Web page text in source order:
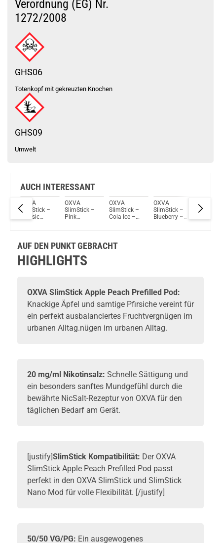
Du willst Kröten sparen?
Schau mal hier!
Verordnung (EG) Nr.
1272/2008
GHS06
Totenkopf mit gekreuzten Knochen
GHS09
Umwelt
AUCH INTERESSANT
OXVA
SlimStick –
Classic
OXVA
SlimStick –
Pink
OXVA
SlimStick –
Cola Ice –
OXVA
SlimStick –
Blueberry –
OXVA
AUF DEN PUNKT GEBRACHT
HIGHLIGHTS
OXVA SlimStick Apple Peach Prefilled Pod:
Knackige Äpfel und samtige Pfirsiche vereint für
ein perfekt ausbalanciertes Fruchtvergnügen im
urbanen Alltag.nügen im urbanen Alltag.
20 mg/ml Nikotinsalz: Schnelle Sättigung und
ein besonders sanftes Mundgefühl durch die
bewährte NicSalt-Rezeptur von OXVA für den
täglichen Bedarf am Gerät.
[justify]SlimStick Kompatibilität: Der OXVA
SlimStick Apple Peach Prefilled Pod passt
perfekt in den OXVA SlimStick und SlimStick
Nano Mod für volle Flexibilität. [/justify]
50/50 VG/PG: Ein ausgewogenes